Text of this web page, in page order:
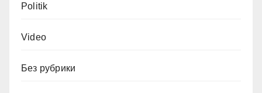
Politik
Video
Без рубрики